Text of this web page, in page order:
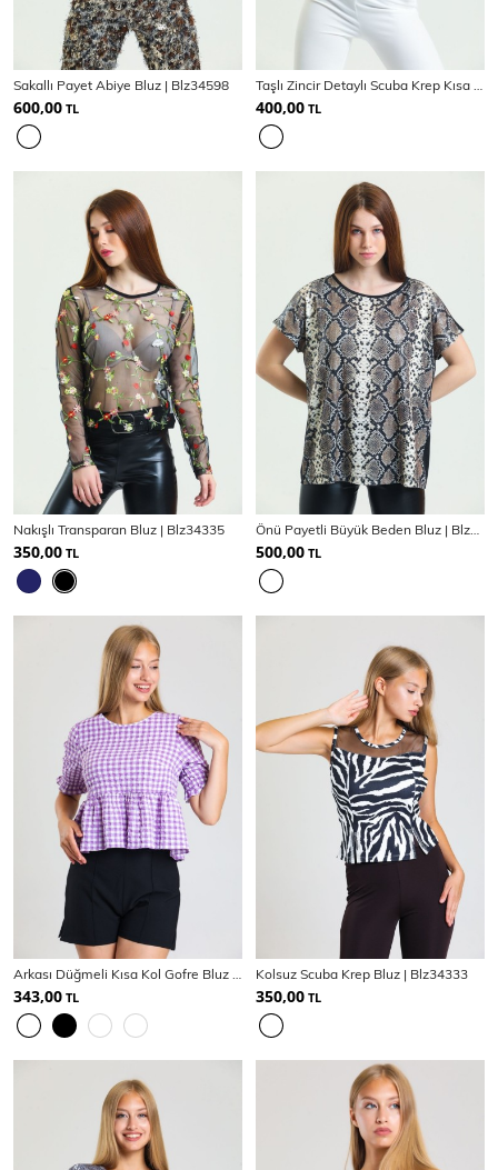
Ceket Mont & Kaban Yağmurluk
T-SHİRT & BLUZ
T-Shirt
Body Atlet Crop & Büstiyer
SPOR GİYİM
Eşofman Üstü
Sakallı Payet Abiye Bluz | Blz34598
600,00 TL
Taşlı Zincir Detaylı Scuba Krep Kısa Bluz | Blz34564
400,00 TL
Nakışlı Transparan Bluz | Blz34335
350,00 TL
Önü Payetli Büyük Beden Bluz | Blz34612
500,00 TL
Arkası Düğmeli Kısa Kol Gofre Bluz | Blz33494
343,00 TL
Kolsuz Scuba Krep Bluz | Blz34333
350,00 TL